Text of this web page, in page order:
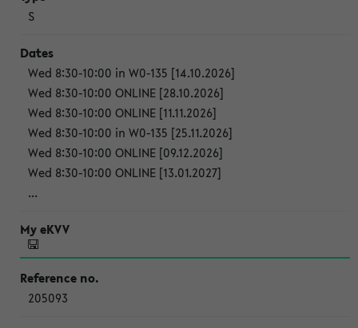
S
Wed 8:30-10:00 in W0-135 [14.10.2026]
Wed 8:30-10:00 ONLINE [28.10.2026]
Wed 8:30-10:00 ONLINE [11.11.2026]
Wed 8:30-10:00 in W0-135 [25.11.2026]
Wed 8:30-10:00 ONLINE [09.12.2026]
Wed 8:30-10:00 ONLINE [13.01.2027]
...
205093